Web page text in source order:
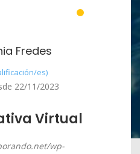
Fredes
es)
22/11/2023
Virtual